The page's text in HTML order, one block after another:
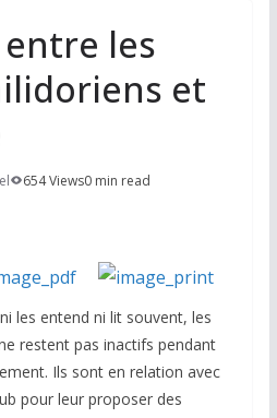
les
et
654 Views0 min read
les entend ni lit souvent, les
restent pas inactifs pendant
Ils sont en relation avec
pour leur proposer des